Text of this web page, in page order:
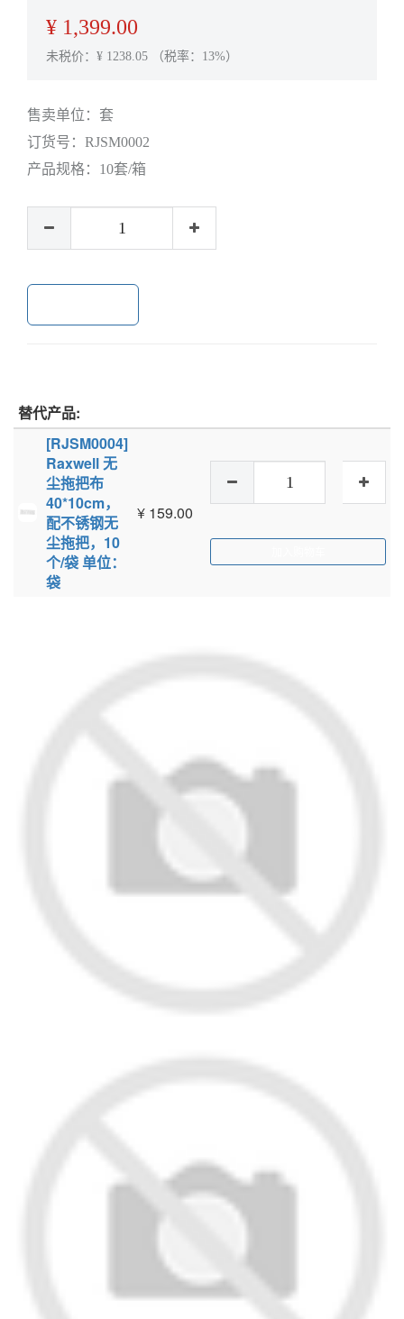
¥ 1,399.00
未税价：¥ 1238.05 （税率：13%）
售卖单位： 套
订货号： RJSM0002
产品规格： 10套/箱
替代产品:
[RJSM0004]
Raxwell 无
尘拖把布
40*10cm，
配不锈钢无
尘拖把，10
个/袋 单位：
袋
¥ 159.00